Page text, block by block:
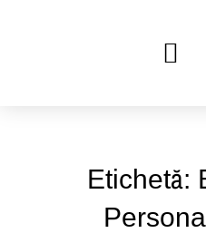
Etichetă: